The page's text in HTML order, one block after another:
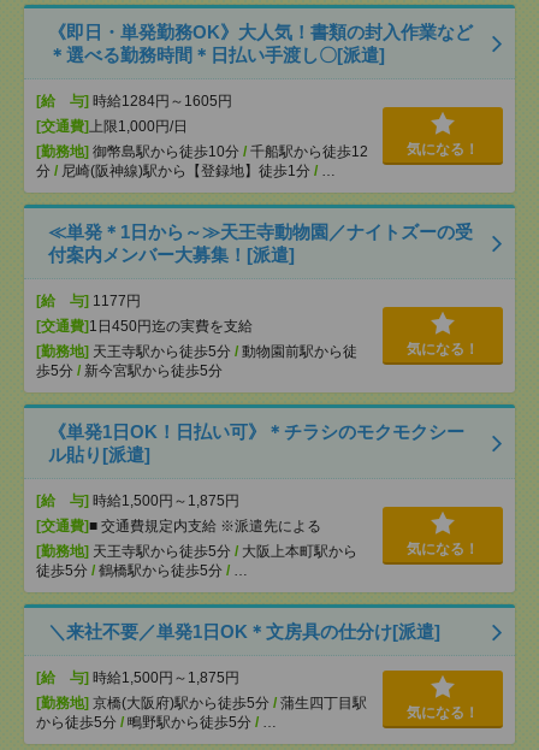
《即日・単発勤務OK》大人気！書類の封入作業など
＊選べる勤務時間＊日払い手渡し〇[派遣]
[給 与] 時給1284円～1605円
[交通費] 上限1,000円/日
[勤務地] 御幣島駅から徒歩10分 / 千船駅から徒歩12
分 / 尼崎(阪神線)駅から【登録地】徒歩1分 / …
気になる！
≪単発＊1日から～≫天王寺動物園／ナイトズーの受
付案内メンバー大募集！[派遣]
[給 与] 1177円
[交通費] 1日450円迄の実費を支給
[勤務地] 天王寺駅から徒歩5分 / 動物園前駅から徒
歩5分 / 新今宮駅から徒歩5分
気になる！
《単発1日OK！日払い可》＊チラシのモクモクシー
ル貼り[派遣]
[給 与] 時給1,500円～1,875円
[交通費]■ 交通費規定内支給 ※派遣先による
[勤務地] 天王寺駅から徒歩5分 / 大阪上本町駅から
徒歩5分 / 鶴橋駅から徒歩5分 / …
気になる！
＼来社不要／単発1日OK＊文房具の仕分け[派遣]
[給 与] 時給1,500円～1,875円
[勤務地] 京橋(大阪府)駅から徒歩5分 / 蒲生四丁目駅
から徒歩5分 / 鴫野駅から徒歩5分 / …
気になる！